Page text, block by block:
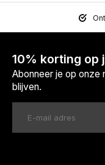
10% korting op
Abonneer je op onze
blijven.